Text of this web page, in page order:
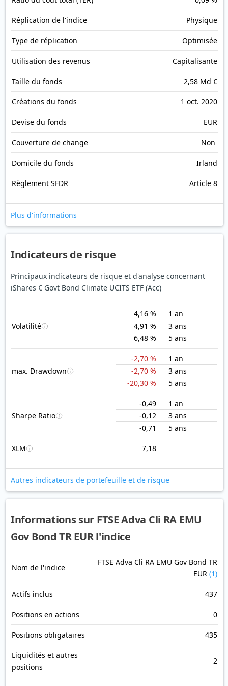
Réplication de l'indice Physique
Type de réplication Optimisée
Utilisation des revenus Capitalisante
Taille du fonds 2,58 Md €
Créations du fonds 1 oct. 2020
Devise du fonds EUR
Couverture de change Non
Domicile du fonds Irland
Règlement SFDR Article 8
Plus d'informations
Indicateurs de risque
Principaux indicateurs de risque et d'analyse concernant
iShares € Govt Bond Climate UCITS ETF (Acc)
Volatilité
4,16 %
1 an
4,91 %
3 ans
6,48 %
5 ans
max. Drawdown
-2,70 %
1 an
-2,70 %
3 ans
-20,30 %
5 ans
Sharpe Ratio
-0,49
1 an
-0,12
3 ans
-0,71
5 ans
XLM 7,18
Autres indicateurs de portefeuille et de risque
Informations sur FTSE Adva Cli RA EMU
Gov Bond TR EUR l'indice
Nom de l'indice
FTSE Adva Cli RA EMU Gov Bond TR
EUR (1)
Actifs inclus 437
Positions en actions 0
Positions obligataires 435
Liquidités et autres
positions
2